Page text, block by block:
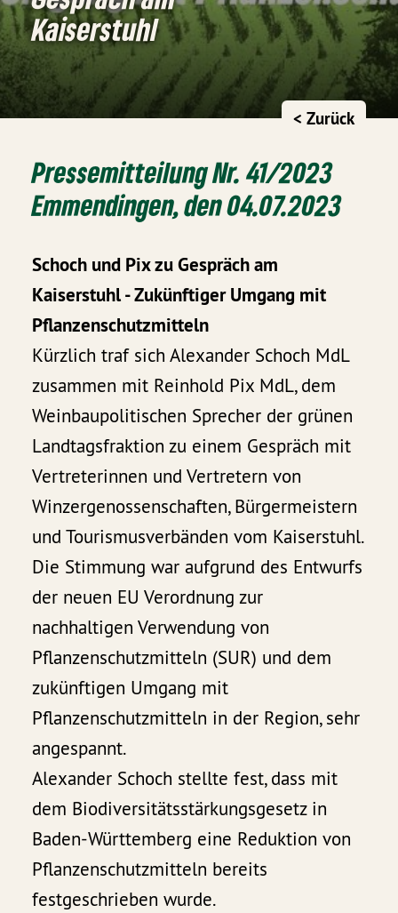
Kaiserstuhl
< Zurück
Pressemitteilung Nr. 41/2023
Emmendingen, den 04.07.2023
Schoch und Pix zu Gespräch am
Kaiserstuhl - Zukünftiger Umgang mit
Pflanzenschutzmitteln
Kürzlich traf sich Alexander Schoch MdL
zusammen mit Reinhold Pix MdL, dem
Weinbaupolitischen Sprecher der grünen
Landtagsfraktion zu einem Gespräch mit
Vertreterinnen und Vertretern von
Winzergenossenschaften, Bürgermeistern
und Tourismusverbänden vom Kaiserstuhl.
Die Stimmung war aufgrund des Entwurfs
der neuen EU Verordnung zur
nachhaltigen Verwendung von
Pflanzenschutzmitteln (SUR) und dem
zukünftigen Umgang mit
Pflanzenschutzmitteln in der Region, sehr
angespannt.
Alexander Schoch stellte fest, dass mit
dem Biodiversitätsstärkungsgesetz in
Baden-Württemberg eine Reduktion von
Pflanzenschutzmitteln bereits
festgeschrieben wurde.